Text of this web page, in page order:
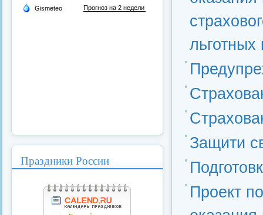
льготных
Защити
Проект
Праздники России